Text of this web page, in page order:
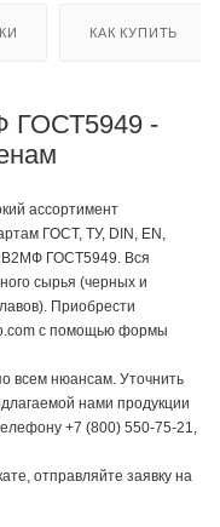
КАК КУПИТЬ
ГОСТ5949 -
ассортимент
ГОСТ, ТУ, DIN, EN,
ГОСТ5949. Вся
сырья (черных и
Приобрести
с помощью формы
всем нюансам. Уточнить
нами продукции
+7 (800) 550-75-21,
отправляйте заявку на